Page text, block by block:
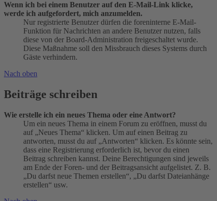
Wenn ich bei einem Benutzer auf den E-Mail-Link klicke,
werde ich aufgefordert, mich anzumelden.
Nur registrierte Benutzer dürfen die foreninterne E-Mail-
Funktion für Nachrichten an andere Benutzer nutzen, falls
diese von der Board-Administration freigeschaltet wurde.
Diese Maßnahme soll den Missbrauch dieses Systems durch
Gäste verhindern.
Nach oben
Beiträge schreiben
Wie erstelle ich ein neues Thema oder eine Antwort?
Um ein neues Thema in einem Forum zu eröffnen, musst du
auf „Neues Thema“ klicken. Um auf einen Beitrag zu
antworten, musst du auf „Antworten“ klicken. Es könnte sein,
dass eine Registrierung erforderlich ist, bevor du einen
Beitrag schreiben kannst. Deine Berechtigungen sind jeweils
am Ende der Foren- und der Beitragsansicht aufgelistet. Z. B.
„Du darfst neue Themen erstellen“, „Du darfst Dateianhänge
erstellen“ usw.